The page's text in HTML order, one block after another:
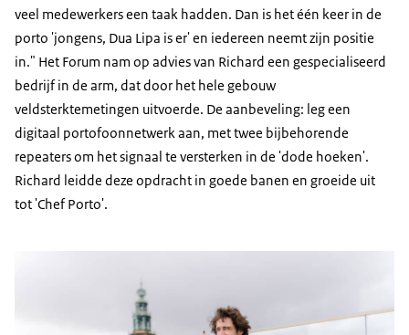
veel medewerkers een taak hadden. Dan is het één keer in de
porto 'jongens, Dua Lipa is er' en iedereen neemt zijn positie
in." Het Forum nam op advies van Richard een gespecialiseerd
bedrijf in de arm, dat door het hele gebouw
veldsterktemetingen uitvoerde. De aanbeveling: leg een
digitaal portofoonnetwerk aan, met twee bijbehorende
repeaters om het signaal te versterken in de 'dode hoeken'.
Richard leidde deze opdracht in goede banen en groeide uit
tot 'Chef Porto'.